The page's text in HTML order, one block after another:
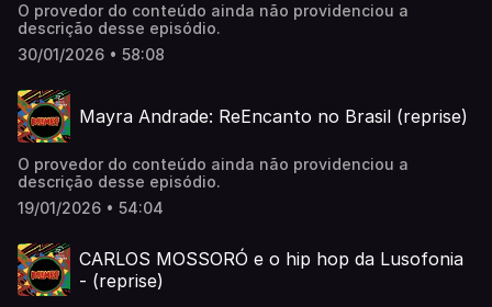
O provedor do conteúdo ainda não providenciou a
descrição desse episódio.
30/01/2026 • 58:08
Mayra Andrade: ReEncanto no Brasil (reprise)
O provedor do conteúdo ainda não providenciou a
descrição desse episódio.
19/01/2026 • 54:04
CARLOS MOSSORÓ e o hip hop da Lusofonia
- (reprise)